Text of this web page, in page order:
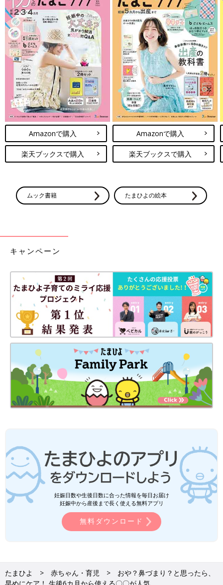
Amazonで購入
楽天ブックスで購入
Amazonで購入
楽天ブックスで購入
ムック書籍 たまひよの絵本
キャンペーン
妊娠日数や生後日数に合った情報を毎日お届け
妊娠中から産後まで長く使える無料アプリ
無料ダウンロード
たまひよ 赤ちゃん・育児
おや？鼻づまり？と思ったら、
早めにケア！ 生後6カ月から使える〇〇が人気